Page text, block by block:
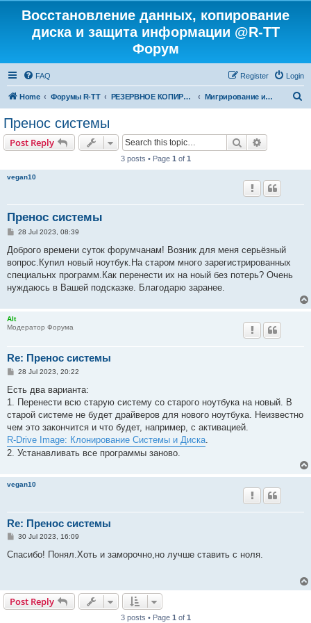
Восстановление данных, копирование
диска и защита информации @R-TT
Форум
FAQ Login
Register
Home Форумы R-TT РЕЗЕРВНОЕ КОПИРОВАНИЕ И ВОССТАНОВЛЕНИЕ СИСТЕМ Мигрирование и Клонирование Систем
Пренос системы
Post Reply Search
3 posts • Page 1 of 1
vegan10
Пренос системы
P
s
28 Jul 2023, 08:39
Доброго времени суток форумчанам! Возник для меня серьёзный
вопрос.Купил новый ноутбук.На старом много зарегистрированных
специальнх программ.Как перенести их на ноый без потерь? Очень
нуждаюсь в Вашей подсказке. Благодарю заранее.
Alt
Модератор Форума
Re: Пренос системы
P
s
28 Jul 2023, 20:22
Есть два варианта:
1. Перенести всю старую систему со старого ноутбука на новый. В
старой системе не будет драйверов для нового ноутбука. Неизвестно
чем это закончится и что будет, например, с активацией.
R-Drive Image: Клонирование Системы и Диска
2. Устанавливать все программы заново.
vegan10
Re: Пренос системы
P
s
30 Jul 2023, 16:09
Спасибо! Понял.Хоть и заморочно,но лучше ставить с ноля.
Post Reply
3 posts • Page 1 of 1